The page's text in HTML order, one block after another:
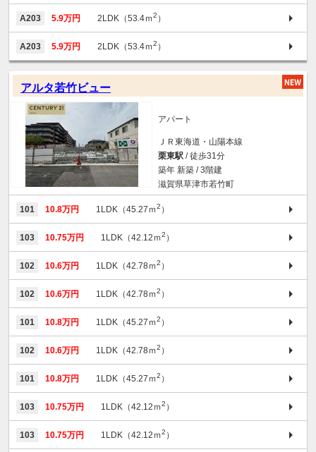
A203 5.9万円 2LDK（53.4ｍ2 ）
A203 5.9万円 2LDK（53.4ｍ2 ）
アルタ若竹ビュー
アパート
ＪＲ東海道・山陽本線
栗東駅 / 徒歩31分
築年 新築 / 3階建
滋賀県草津市若竹町
101 10.8万円 1LDK（45.27ｍ2 ）
103 10.75万円 1LDK（42.12ｍ2 ）
102 10.6万円 1LDK（42.78ｍ2 ）
102 10.6万円 1LDK（42.78ｍ2 ）
101 10.8万円 1LDK（45.27ｍ2 ）
102 10.6万円 1LDK（42.78ｍ2 ）
101 10.8万円 1LDK（45.27ｍ2 ）
103 10.75万円 1LDK（42.12ｍ2 ）
103 10.75万円 1LDK（42.12ｍ2 ）